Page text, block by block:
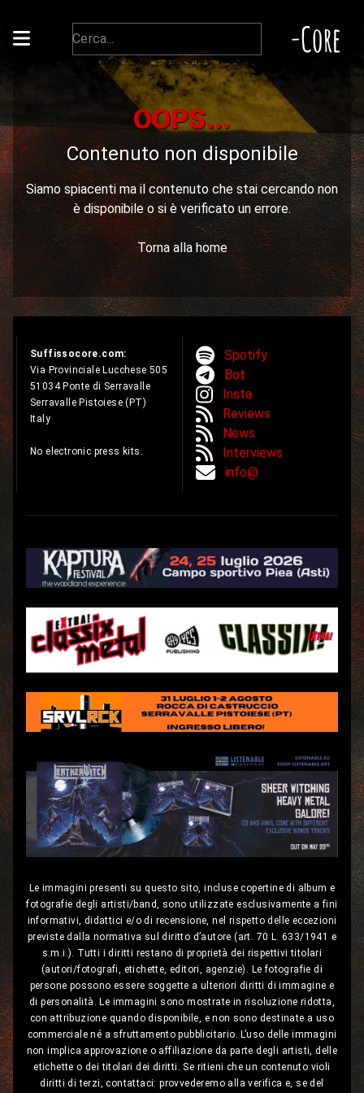
-Core
OOPS...
Contenuto non disponibile
Siamo spiacenti ma il contenuto che stai cercando non
è disponibile o si è verificato un errore.
Torna alla home
Suffissocore.com:
Via Provinciale Lucchese 505
51034 Ponte di Serravalle
Serravalle Pistoiese (PT)
Italy
No electronic press kits.
Spotify
Bot
Insta
Reviews
News
Interviews
info@
Le immagini presenti su questo sito, incluse copertine di album e
fotografie degli artisti/band, sono utilizzate esclusivamente a fini
informativi, didattici e/o di recensione, nel rispetto delle eccezioni
previste dalla normativa sul diritto d’autore (art. 70 L. 633/1941 e
s.m.i.). Tutti i diritti restano di proprietà dei rispettivi titolari
(autori/fotografi, etichette, editori, agenzie). Le fotografie di
persone possono essere soggette a ulteriori diritti di immagine e
di personalità. Le immagini sono mostrate in risoluzione ridotta,
con attribuzione quando disponibile, e non sono destinate a uso
commerciale né a sfruttamento pubblicitario. L’uso delle immagini
non implica approvazione o affiliazione da parte degli artisti, delle
etichette o dei titolari dei diritti. Se ritieni che un contenuto violi
diritti di terzi, contattaci: provvederemo alla verifica e, se del